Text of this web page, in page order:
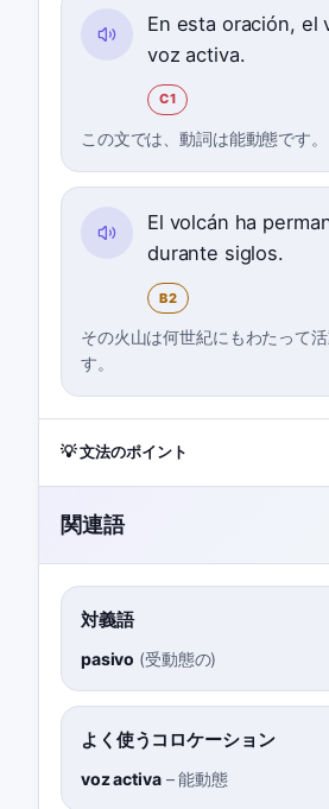
En esta oración, el
voz activa.
C1
この文では、動詞は能動態です。
El volcán ha
durante siglos.
B2
その火山は何世紀にもわたって
す。
💡 文法のポイント
関連語
対義語
pasivo (受動態の)
よく使うコロケーション
voz activa–能動態